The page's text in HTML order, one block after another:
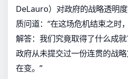
DeLauro）对政府的战略透明
质问道：“在这场危机结束之时
解答：我们究竟取得了什么成
政府从未提交过一份连贯的战
在变。”